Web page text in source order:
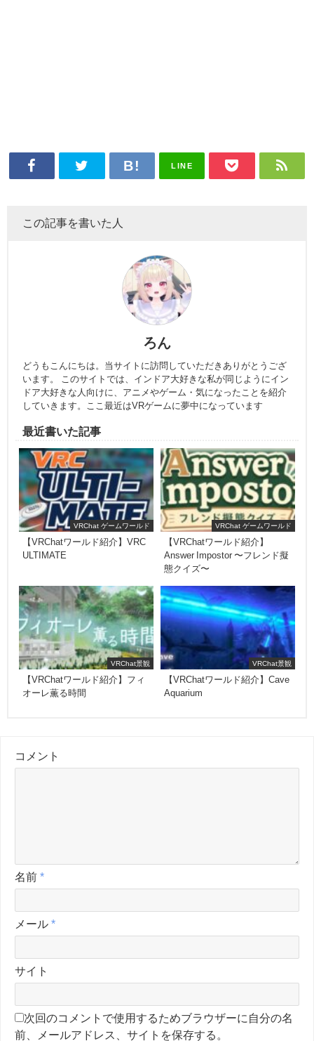
LINE
この記事を書いた人
ろん
どうもこんにちは。当サイトに訪問していただきありがとうござ
います。 このサイトでは、インドア大好きな私が同じようにイン
ドア大好きな人向けに、アニメやゲーム・気になったことを紹介
していきます。ここ最近はVRゲームに夢中になっています
最近書いた記事
VRChat ゲームワールド
【VRChatワールド紹介】VRC
ULTIMATE
VRChat ゲームワールド
【VRChatワールド紹介】
Answer Impostor 〜フレンド擬
態クイズ〜
VRChat景観
【VRChatワールド紹介】フィ
オーレ薫る時間
VRChat景観
【VRChatワールド紹介】Cave
Aquarium
コメント
名前 *
メール *
サイト
次回のコメントで使用するためブラウザーに自分の名
前、メールアドレス、サイトを保存する。